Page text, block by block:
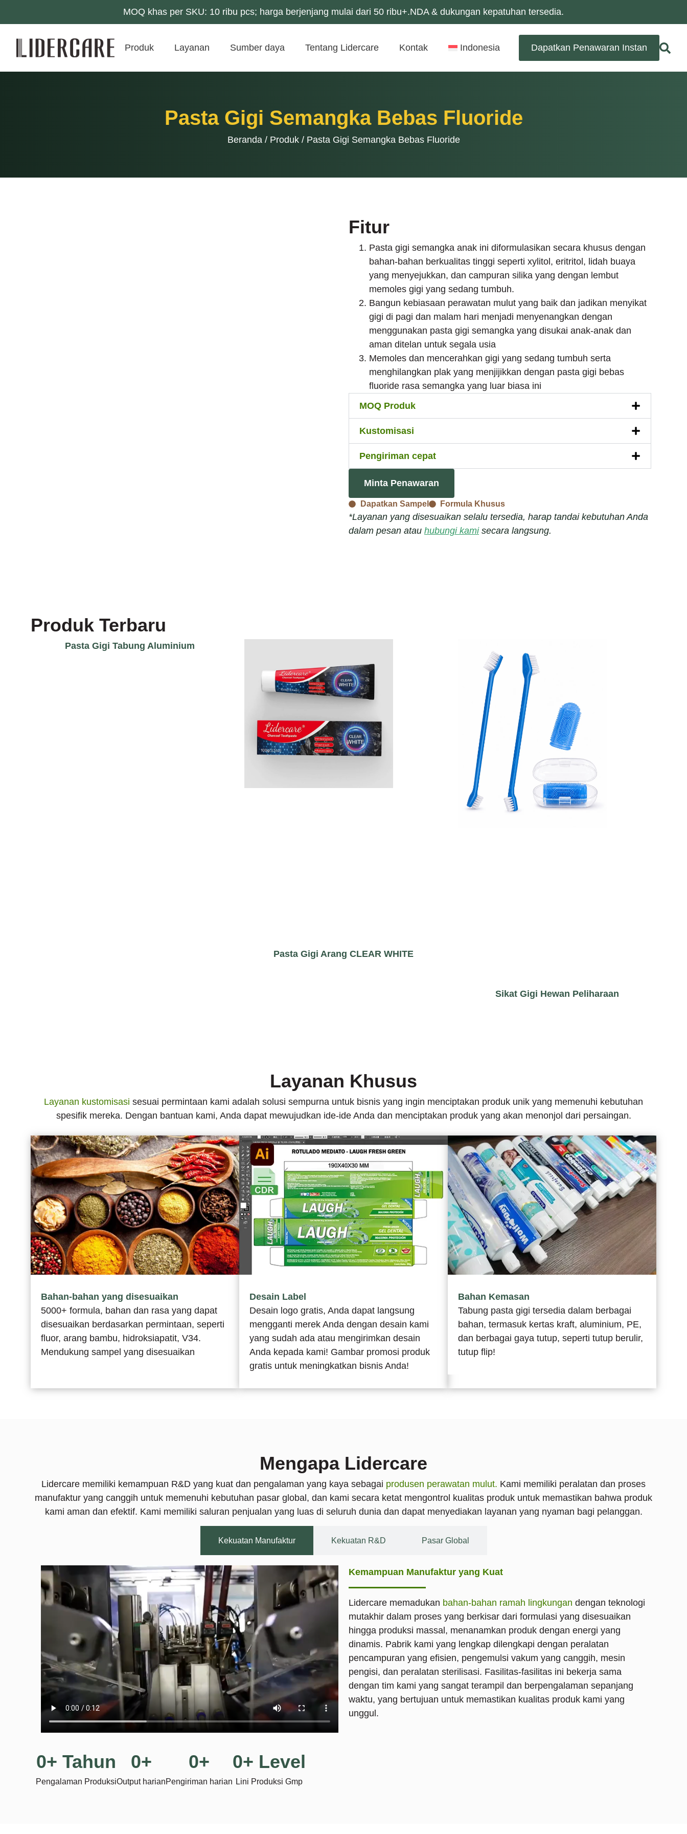
MOQ khas per SKU: 10 ribu pcs; harga berjenjang mulai dari 50 ribu+.NDA & dukungan kepatuhan tersedia.
Produk Layanan Sumber daya Tentang Lidercare Kontak Indonesia Dapatkan Penawaran Instan
Pasta Gigi Semangka Bebas Fluoride
Beranda/ Produk/ Pasta Gigi Semangka Bebas Fluoride
Fitur
Pasta gigi semangka anak ini diformulasikan secara khusus dengan
bahan-bahan berkualitas tinggi seperti xylitol, eritritol, lidah buaya
yang menyejukkan, dan campuran silika yang dengan lembut
memoles gigi yang sedang tumbuh.
Bangun kebiasaan perawatan mulut yang baik dan jadikan menyikat
gigi di pagi dan malam hari menjadi menyenangkan dengan
menggunakan pasta gigi semangka yang disukai anak-anak dan
aman ditelan untuk segala usia
Memoles dan mencerahkan gigi yang sedang tumbuh serta
menghilangkan plak yang menjijikkan dengan pasta gigi bebas
fluoride rasa semangka yang luar biasa ini
MOQ Produk
Kustomisasi
Pengiriman cepat
Minta Penawaran
Dapatkan Sampel Formula Khusus
*Layanan yang disesuaikan selalu tersedia, harap tandai kebutuhan Anda
dalam pesan atau hubungi kamisecara langsung.
Produk Terbaru
Pasta Gigi Tabung Aluminium
Pasta Gigi Arang CLEAR WHITE
Sikat Gigi Hewan Peliharaan
Layanan Khusus
Layanan kustomisasi sesuai permintaan kami adalah solusi sempurna untuk bisnis yang ingin menciptakan produk unik yang memenuhi kebutuhan
spesifik mereka. Dengan bantuan kami, Anda dapat mewujudkan ide-ide Anda dan menciptakan produk yang akan menonjol dari persaingan.
Bahan-bahan yang disesuaikan
5000+ formula, bahan dan rasa yang dapat
disesuaikan berdasarkan permintaan, seperti
fluor, arang bambu, hidroksiapatit, V34.
Mendukung sampel yang disesuaikan
Desain Label
Desain logo gratis, Anda dapat langsung
mengganti merek Anda dengan desain kami
yang sudah ada atau mengirimkan desain
Anda kepada kami! Gambar promosi produk
gratis untuk meningkatkan bisnis Anda!
Bahan Kemasan
Tabung pasta gigi tersedia dalam berbagai
bahan, termasuk kertas kraft, aluminium, PE,
dan berbagai gaya tutup, seperti tutup berulir,
tutup flip!
Mengapa Lidercare
Lidercare memiliki kemampuan R&D yang kuat dan pengalaman yang kaya sebagai produsen perawatan mulut. Kami memiliki peralatan dan proses
manufaktur yang canggih untuk memenuhi kebutuhan pasar global, dan kami secara ketat mengontrol kualitas produk untuk memastikan bahwa produk
kami aman dan efektif. Kami memiliki saluran penjualan yang luas di seluruh dunia dan dapat menyediakan layanan yang nyaman bagi pelanggan.
Kekuatan Manufaktur Kekuatan R&D Pasar Global
Kemampuan Manufaktur yang Kuat
Lidercare memadukan bahan-bahan ramah lingkungan dengan teknologi
mutakhir dalam proses yang berkisar dari formulasi yang disesuaikan
hingga produksi massal, menanamkan produk dengan energi yang
dinamis. Pabrik kami yang lengkap dilengkapi dengan peralatan
pencampuran yang efisien, pengemulsi vakum yang canggih, mesin
pengisi, dan peralatan sterilisasi. Fasilitas-fasilitas ini bekerja sama
dengan tim kami yang sangat terampil dan berpengalaman sepanjang
waktu, yang bertujuan untuk memastikan kualitas produk kami yang
unggul.
Pengalaman Produksi
0+ Tahun
Output harian
0+
Pengiriman harian
0+
Lini Produksi Gmp
0+ Level